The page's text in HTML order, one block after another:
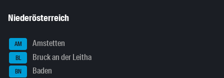
Niederösterreich
AM Amstetten
BL Bruck an der Leitha
BN Baden